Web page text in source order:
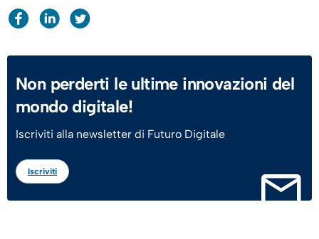
Non perderti le ultime innovazioni del
mondo digitale!
Iscriviti alla newsletter di Futuro Digitale
Iscriviti